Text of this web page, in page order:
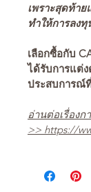
เพราะสุดท้า
ทำให้การลง
เลือกซื้อกับ
ได้รับการแต่
ประสบการณ์
อ่านต่อเรื่อง
>> https://